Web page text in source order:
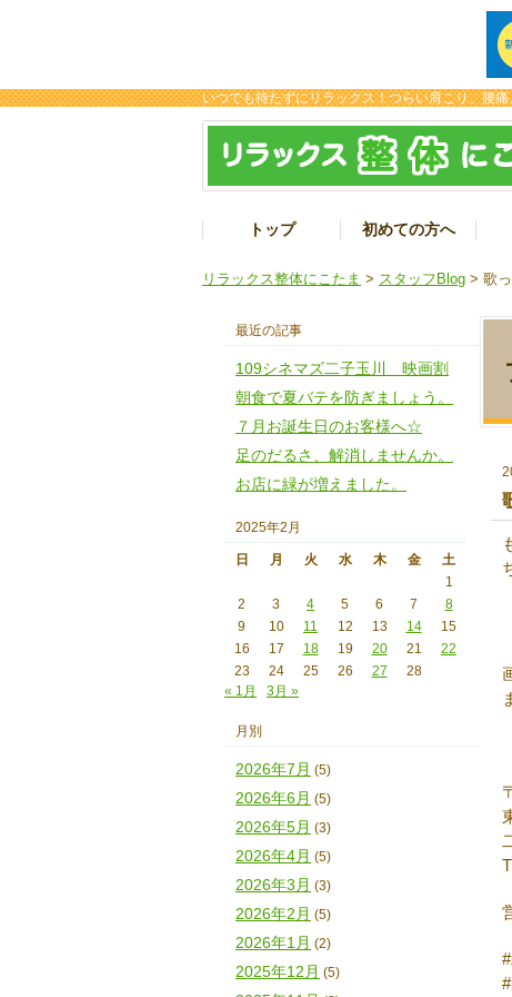
いつでも待たずにリラックス！つらい肩こり、腰
トップ 初めての方へ
リラックス整体にこたま > スタッフBlog > 歌
最近の記事
109シネマズ二子玉川 映画割
朝食で夏バテを防ぎましょう。
７月お誕生日のお客様へ☆
足のだるさ、解消しませんか。
お店に緑が増えました。
2025年2月
日 月 火 水 木 金
土
1
2
3 4 5 6 7
8
9
10 11 12 13 14
15
16
17 18 19 20 21
22
23
24 25 26 27
28
« 1月
3月 »
月別
2026年7月 (5)
2026年6月 (5)
2026年5月 (3)
2026年4月 (5)
2026年3月 (3)
2026年2月 (5)
2026年1月 (2)
2025年12月 (5)